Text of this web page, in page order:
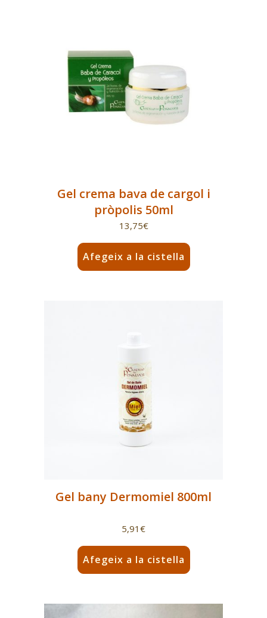
Gel crema bava de cargol i
pròpolis 50ml
13,75€
Afegeix a la cistella
Gel bany Dermomiel 800ml
5,91 €
Afegeix a la cistella